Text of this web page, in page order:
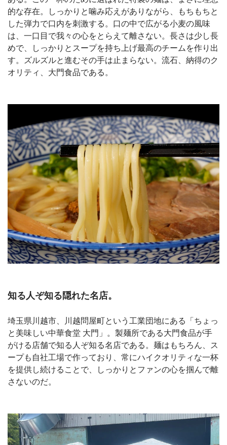
的な存在。しっかりと噛み応えがありながら、もちもちと
した弾力で口内を刺激する。口の中で広がる小麦の風味
は、一口目で我々の心をとらえて離さない。長さは少し長
めで、しっかりとスープを持ち上げ最高のチームを作り出
す。ズルズルと進むその手は止まらない。流石、納得のク
オリティ、大門食品である。
知る人ぞ知る隠れた名店。
埼玉県川越市、川越問屋町という工業団地にある「ちょっ
と美味しい中華食堂 大門」。製麺所である大門食品が手
がける店舗で知る人ぞ知る名店である。麺はもちろん、ス
ープも自社工場で作っており、常にハイクオリティな一杯
を提供し続けることで、しっかりとファンの心を掴んで離
さないのだ。